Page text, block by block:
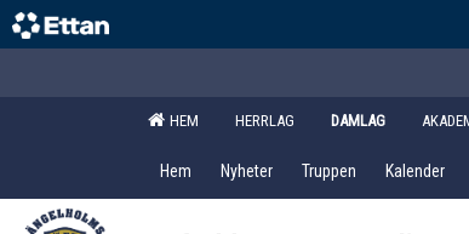
HEM HERRLAG DAMLAG
Hem Nyheter Truppen Kalender